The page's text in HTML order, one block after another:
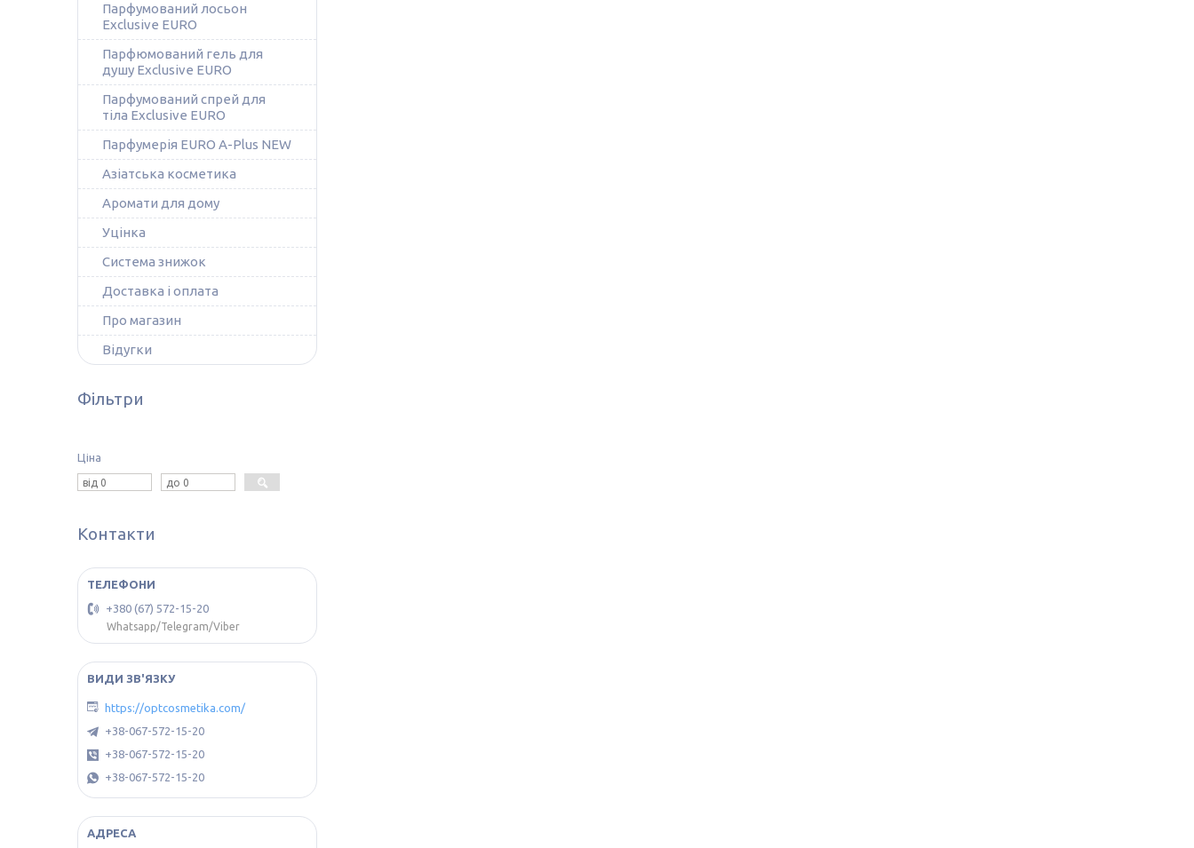
Парфумований лосьон
Exclusive EURO
Парфюмований гель для
душу Exclusive EURO
Парфумований спрей для
тіла Exclusive EURO
Парфумерія EURO A-Plus NEW
Азіатська косметика
Аромати для дому
Уцінка
Система знижок
Доставка і оплата
Про магазин
Відугки
Фільтри
Ціна
Контакти
+380 (67) 572-15-20
Whatsapp/Telegram/Viber
https://optcosmetika.com/
+38-067-572-15-20
+38-067-572-15-20
+38-067-572-15-20